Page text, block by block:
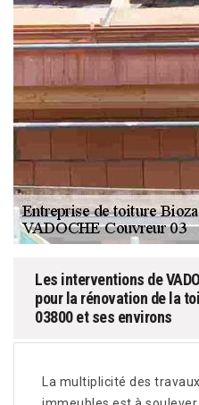
Les interventions de
pour la rénovation de la
03800 et ses environs
La multiplicité des